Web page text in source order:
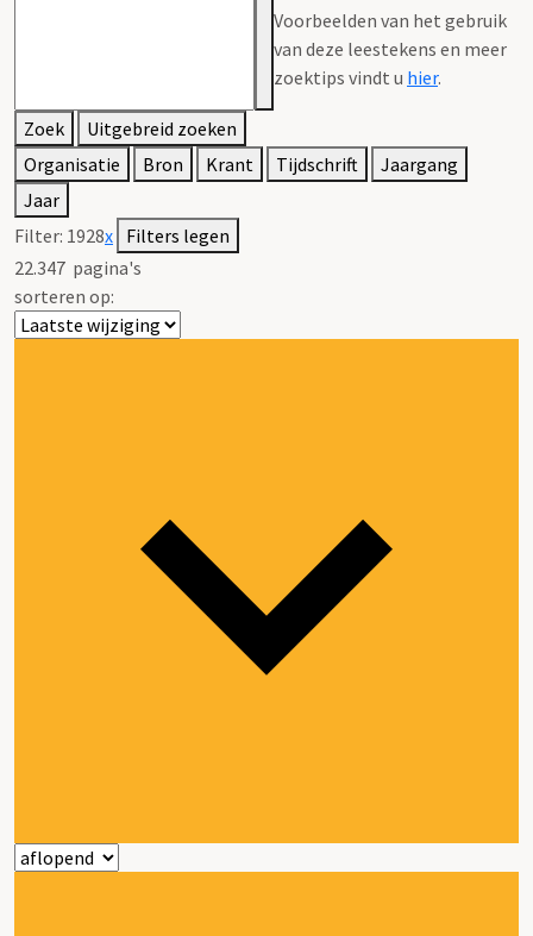
Voorbeelden van het gebruik
van deze leestekens en meer
zoektips vindt u hier.
Zoek
Uitgebreid zoeken
Organisatie
Bron Krant Tijdschrift
Jaargang
Jaar
Filter: 1928x Filters legen
22.347 pagina's
sorteren op: